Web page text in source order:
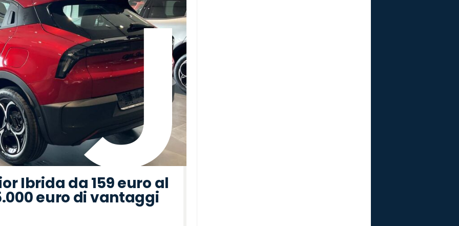
Ibrida da 159 euro al
euro di vantaggi